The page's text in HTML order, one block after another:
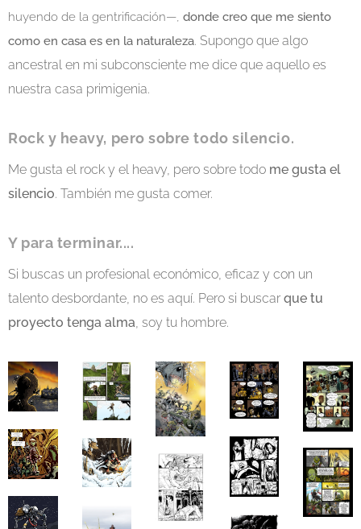
huyendo de la gentrificación—, donde creo que me siento
como en casa es en la naturaleza. Supongo que algo
ancestral en mi subconsciente me dice que aquello es
nuestra casa primigenia.
Rock y heavy, pero sobre todo silencio.
Me gusta el rock y el heavy, pero sobre todo me gusta el
silencio. También me gusta comer.
Y para terminar....
Si buscas un profesional económico, eficaz y con un
talento desbordante, no es aquí. Pero si buscar que tu
proyecto tenga alma, soy tu hombre.